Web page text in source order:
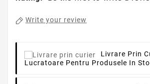
Write your review
Livrare Prin
Lucratoare Pentru Produsele In